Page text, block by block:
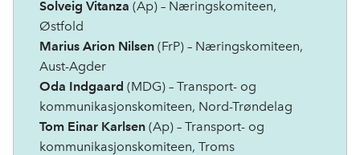
Solveig Vitanza (Ap) – Næringskomiteen,
Østfold
Marius Arion Nilsen (FrP) – Næringskomiteen,
Aust-Agder
Oda Indgaard (MDG) – Transport- og
kommunikasjonskomiteen, Nord-Trøndelag
Tom Einar Karlsen (Ap) – Transport- og
kommunikasjonskomiteen, Troms